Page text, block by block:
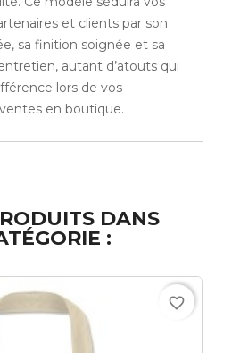
et clients par son
sa finition soignée et sa
autant d’atouts qui
lors de vos
en boutique.
DANS
:
favorite_border